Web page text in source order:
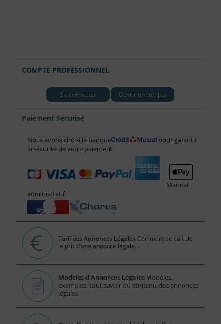
COMPTE PROFESSIONNEL
Se connecter Ouvrir un compte
Paiement Sécurisé
Nous avons choisi la banque
pour garantir
la sécurité de votre paiement.
Mandat
administratif
Tarif des Annonces Légales Comment se calcule
le prix d’une annonce légale...
Modèles d'Annonces Légales Modèles,
exemples, tout savoir du contenu des annonces
légales